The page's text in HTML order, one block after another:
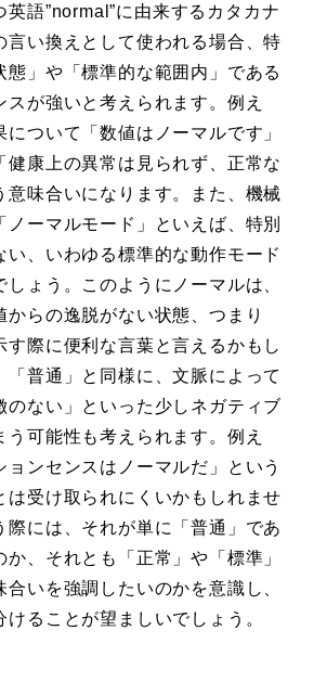
英語”normal”に由来するカタカナ
言い換えとして使われる場合、特
態」や「標準的な範囲内」である
スが強いと考えられます。例え
ついて「数値はノーマルです」
健康上の異常は見られず、正常な
意味合いになります。また、機械
ノーマルモード」といえば、特別
い、いわゆる標準的な動作モード
しょう。このようにノーマルは、
からの逸脱がない状態、つまり
す際に便利な言葉と言えるかもし
「普通」と同様に、文脈によって
のない」といった少しネガティブ
う可能性も考えられます。例え
ョンセンスはノーマルだ」という
は受け取られにくいかもしれませ
際には、それが単に「普通」であ
か、それとも「正常」や「標準」
合いを強調したいのかを意識し、
ることが望ましいでしょう。